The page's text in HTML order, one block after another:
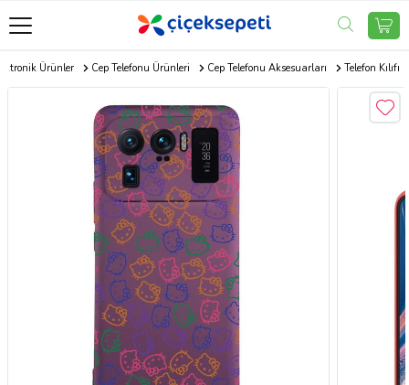
Ürünler Cep Telefonu Ürünleri Cep Telefonu Aksesuarları Telefon Kılıfı